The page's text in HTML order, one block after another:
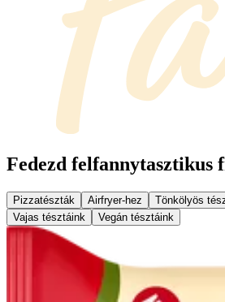
Fedezd felfannytasztikus
Pizzatészták Airfryer-hez Tönkölyös
Vajas tésztáink
Vegán tésztáink